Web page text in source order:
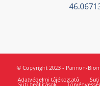
© Copyright 2023 - Pannon-
Adatvédelmi tájékoztató
Süti
Süti beállítások